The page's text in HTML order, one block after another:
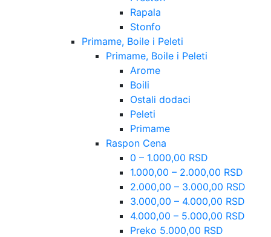
Rapala
Stonfo
Primame, Boile i Peleti
Primame, Boile i Peleti
Arome
Boili
Ostali dodaci
Peleti
Primame
Raspon Cena
0 – 1.000,00 RSD
1.000,00 – 2.000,00 RSD
2.000,00 – 3.000,00 RSD
3.000,00 – 4.000,00 RSD
4.000,00 – 5.000,00 RSD
Preko 5.000,00 RSD